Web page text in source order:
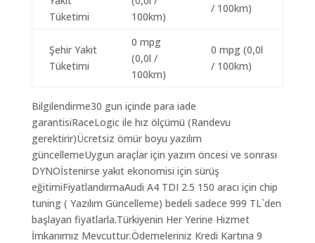
Tüketimi
100km)
/ 100km)
Şehir Yakıt
Tüketimi
0 mpg
(0,0l /
100km)
0 mpg (0,0l
/ 100km)
Bilgilendirme30 gun içinde para iade
garantisiRaceLogic ile hız ölçümü (Randevu
gerektirir)Ücretsiz ömür boyu yazılım
güncellemeUygun araçlar için yazım öncesi ve sonrası
DYNOİstenirse yakıt ekonomisi için sürüş
eğitimiFiyatlandırmaAudi A4 TDI 2.5 150 aracı için chip
tuning ( Yazılım Güncelleme) bedeli sadece 999 TL`den
başlayan fiyatlarla.Türkiyenin Her Yerine Hizmet
İmkanımız Mevcuttur.Ödemeleriniz Kredi Kartına 9